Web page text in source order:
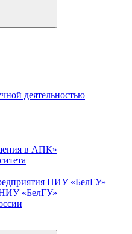
деятельностью
в АПК»
НИУ «БелГУ»
НИУ «БелГУ»